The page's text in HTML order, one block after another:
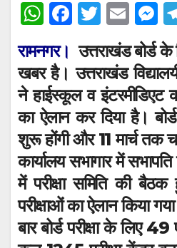
W
at
s
A
p
p
F
c
e
b
o
o
k
T
wi
tt
er
E
m
ail
M
e
e
n
g
रामनगर। उत्तराखंड बोर्ड के
खबर है। उत्तराखंड
ने हाईस्कूल व इंटरमीडिएट
का ऐलान कर दिया है।
शुरू होंगी और 11 मार्च तक
कार्यालय सभागार में
में परीक्षा समिति की
परीक्षाओं का ऐलान किया
बार बोर्ड परीक्षा के लिए